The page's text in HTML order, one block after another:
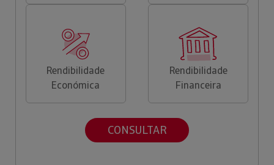
Rendibilidade
Económica
Rendibilidade
Financeira
CONSULTAR